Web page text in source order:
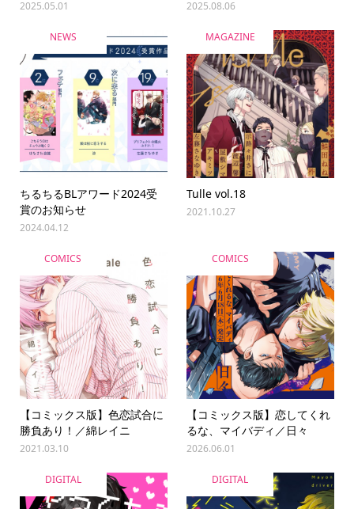
2025.05.01 2025.08.06
NEWS
ちるちるBLアワード2024受
賞のお知らせ
2024.04.12
MAGAZINE
Tulle vol.18
2021.10.27
COMICS
【コミックス版】色恋試合に
勝負あり！／綿レイニ
2021.03.10
COMICS
【コミックス版】恋してくれ
るな、マイバディ／日々
2026.06.01
DIGITAL DIGITAL